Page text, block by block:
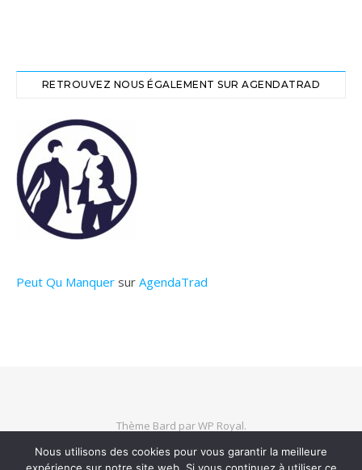
RETROUVEZ NOUS ÉGALEMENT SUR AGENDATRAD
Peut Qu Manquer sur AgendaTrad
Thème Bard parWP Royal.
Nous utilisons des cookies pour vous garantir la meilleure